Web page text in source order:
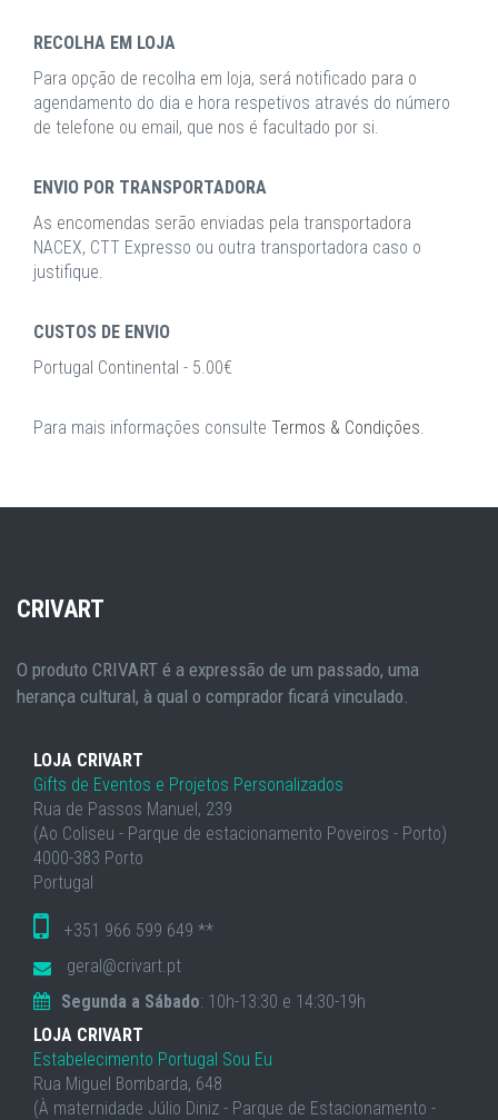
RECOLHA EM LOJA
Para opção de recolha em loja, será notificado para o
agendamento do dia e hora respetivos através do número
de telefone ou email, que nos é facultado por si.
ENVIO POR TRANSPORTADORA
As encomendas serão enviadas pela transportadora
NACEX, CTT Expresso ou outra transportadora caso o
justifique.
CUSTOS DE ENVIO
Portugal Continental - 5.00€
Para mais informações consulte Termos & Condições.
CRIVART
O produto CRIVART é a expressão de um passado, uma
herança cultural, à qual o comprador ficará vinculado.
LOJA CRIVART
Gifts de Eventos e Projetos Personalizados
Rua de Passos Manuel, 239
(Ao Coliseu - Parque de estacionamento Poveiros - Porto)
4000-383 Porto
Portugal
+351 966 599 649 **
geral@crivart.pt
Segunda a Sábado: 10h-13:30 e 14:30-19h
LOJA CRIVART
Estabelecimento Portugal Sou Eu
Rua Miguel Bombarda, 648
(À maternidade Júlio Diniz - Parque de Estacionamento -